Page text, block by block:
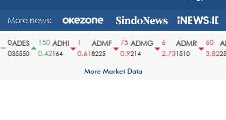
More news:
ADES
35550
150
0.42
ADHI
164
0.61
ADMF
8225
75
0.9
ADMG
214
2.73
ADMR
1510
60
3.82
More Market Data